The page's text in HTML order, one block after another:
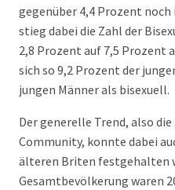
gegenüber 4,4 Prozent noch
stieg dabei die Zahl der
2,8 Prozent auf 7,5 Prozent
sich so 9,2 Prozent der
jungen Männer als bisexuell.
Der generelle Trend, also
Community, konnte dabei
älteren Briten festgehalten
Gesamtbevölkerung waren